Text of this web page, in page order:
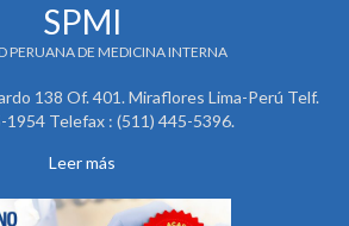
SPMI
PERUANA DE MEDICINA INTERNA
138 Of. 401. Miraflores Lima-Perú Telf.
1954 Telefax : (511) 445-5396.
Leer más